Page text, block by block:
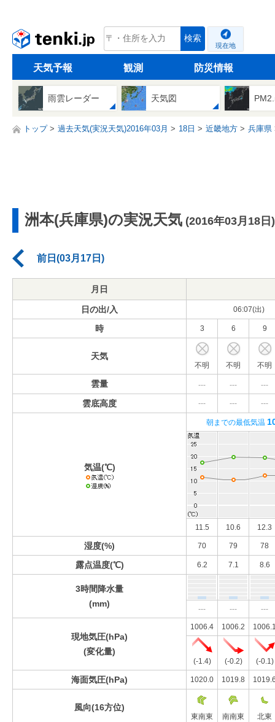
tenki.jp 検索
現在地
天気予報 観測 防災情報
雨雲レーダー 天気図
トップ 過去天気(実況天気)2016年03月 18日 近畿地方 兵庫県
洲本(兵庫県)の実況天気 (2016年03月18日)
前日(03月17日)
月日
日の出/入 06:07(出)
時 3 6 9
天気
不明 不明 不明
雲量 --- --- ---
雲底高度 --- --- ---
気温(℃)
朝までの最低気温
11.5 10.6 12.3
湿度(%) 70 79 78
露点温度(℃) 6.2 7.1 8.6
3時間降水量
(mm)
--- --- ---
現地気圧(hPa)
(変化量)
1006.4 1006.2
(-1.4) (-0.2) (-0.1)
海面気圧(hPa) 1020.0 1019.8
風向(16方位)
東南東 南南東 北東